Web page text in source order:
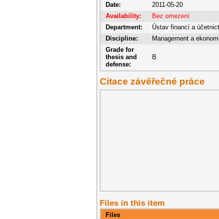
Date:
2011-05-20
Availability:
Bez omezení
Department:
Ústav financí a
Discipline:
Management a
Grade for
thesis and
defense:
B
Citace závěřečné práce
Files in this item
Files